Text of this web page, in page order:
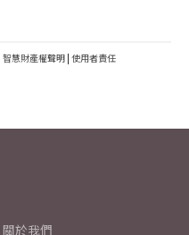
智慧財產權聲明 | 使用者責任
關於我們